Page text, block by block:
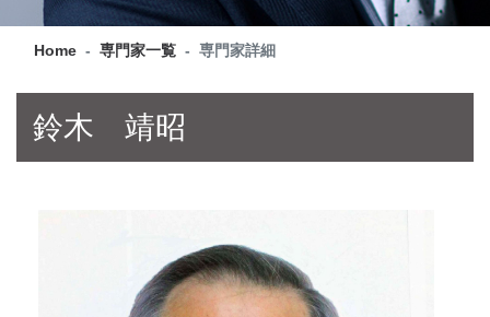
COMPANY
Q&A
Home 専門家一覧 専門家詳細
鈴木 靖昭